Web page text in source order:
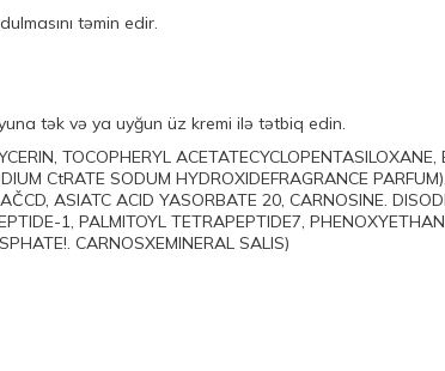
təmin edir.
tək və ya uyğun üz kremi ilə tətbiq edin.
TOCOPHERYL ACETATECYCLOPENTASILOXANE,
CtRATE SODUM HYDROXIDEFRAGRANCE
ASIATC ACID YASORBATE 20, CARNOSINE.
1, PALMITOYL TETRAPEPTIDE7,
CARNOSXEMINERAL SALIS)